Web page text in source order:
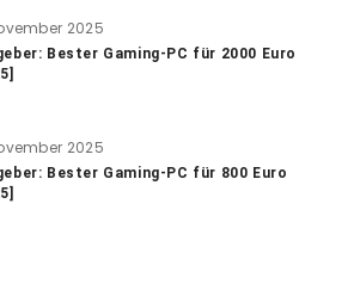
2025
Bester Gaming-PC für 2000 Euro
2025
Bester Gaming-PC für 800 Euro